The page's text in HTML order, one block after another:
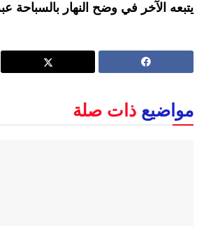
يتبعه الآخر في وضح النهار بالسباحة
مواضيع ذات صلة